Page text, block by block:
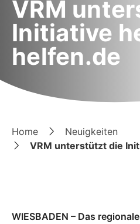
VRM
Initiative
helfen.de
Home
Neuigkeiten
VRM unterstützt die
WIESBADEN – Das